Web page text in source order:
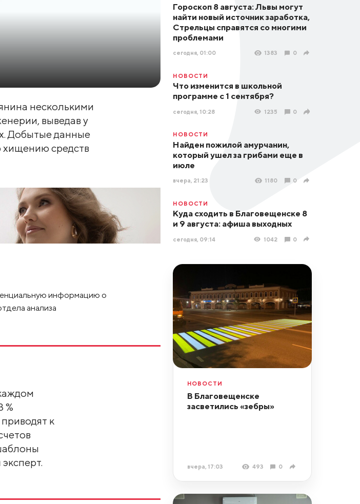
несколькими
выведав у
Добытые данные
хищению средств
информацию о
анализа
%
к
Гороскоп 8 августа: Львы могут
найти новый источник заработка,
Стрельцы справятся со многими
проблемами
сегодня, 01:00 1383 0
НОВОСТИ
Что изменится в школьной
программе с 1 сентября?
сегодня, 10:28 1235 0
НОВОСТИ
Найден пожилой амурчанин,
который ушел за грибами еще в
июле
вчера, 21:23 1180 0
НОВОСТИ
Куда сходить в Благовещенске 8
и 9 августа: афиша выходных
сегодня, 09:14 1042 0
НОВОСТИ
В Благовещенске
засветились «зебры»
вчера, 17:03 493 0